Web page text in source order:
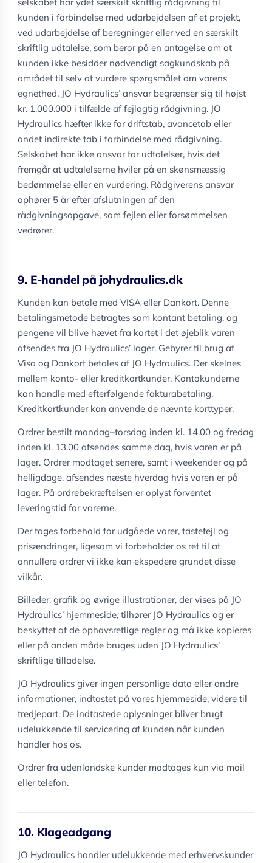
kunden i forbindelse med udarbejdelsen af et projekt,
ved udarbejdelse af beregninger eller ved en særskilt
skriftlig udtalelse, som beror på en antagelse om at
kunden ikke besidder nødvendigt sagkundskab på
området til selv at vurdere spørgsmålet om varens
egnethed. JO Hydraulics’ ansvar begrænser sig til højst
kr. 1.000.000 i tilfælde af fejlagtig rådgivning. JO
Hydraulics hæfter ikke for driftstab, avancetab eller
andet indirekte tab i forbindelse med rådgivning.
Selskabet har ikke ansvar for udtalelser, hvis det
fremgår at udtalelserne hviler på en skønsmæssig
bedømmelse eller en vurdering. Rådgiverens ansvar
ophører 5 år efter afslutningen af den
rådgivningsopgave, som fejlen eller forsømmelsen
vedrører.
9. E-handel på johydraulics.dk
Kunden kan betale med VISA eller Dankort. Denne
betalingsmetode betragtes som kontant betaling, og
pengene vil blive hævet fra kortet i det øjeblik varen
afsendes fra JO Hydraulics’ lager. Gebyrer til brug af
Visa og Dankort betales af JO Hydraulics. Der skelnes
mellem konto- eller kreditkortkunder. Kontokunderne
kan handle med efterfølgende fakturabetaling.
Kreditkortkunder kan anvende de nævnte korttyper.
Ordrer bestilt mandag–torsdag inden kl. 14.00 og fredag
inden kl. 13.00 afsendes samme dag, hvis varen er på
lager. Ordrer modtaget senere, samt i weekender og på
helligdage, afsendes næste hverdag hvis varen er på
lager. På ordrebekræftelsen er oplyst forventet
leveringstid for varerne.
Der tages forbehold for udgåede varer, tastefejl og
prisændringer, ligesom vi forbeholder os ret til at
annullere ordrer vi ikke kan ekspedere grundet disse
vilkår.
Billeder, grafik og øvrige illustrationer, der vises på JO
Hydraulics’ hjemmeside, tilhører JO Hydraulics og er
beskyttet af de ophavsretlige regler og må ikke kopieres
eller på anden måde bruges uden JO Hydraulics’
skriftlige tilladelse.
JO Hydraulics giver ingen personlige data eller andre
informationer, indtastet på vores hjemmeside, videre til
tredjepart. De indtastede oplysninger bliver brugt
udelukkende til servicering af kunden når kunden
handler hos os.
Ordrer fra udenlandske kunder modtages kun via mail
eller telefon.
10. Klageadgang
JO Hydraulics handler udelukkende med erhvervskunder